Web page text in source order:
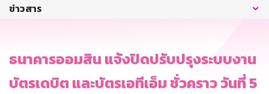
ข่าวสาร
ธนาคารออมสิน แจ้งปิดปรับปรุงระบบงาน
บัตรเดบิต และบัตรเอทีเอ็ม ชั่วคราว วันที่ 5